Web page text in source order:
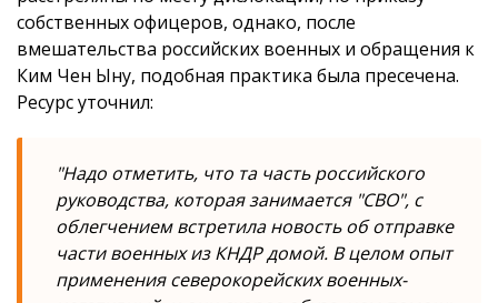
собственных офицеров, однако, после
вмешательства российских военных и обращения к
Ким Чен Ыну, подобная практика была пресечена.
Ресурс уточнил:
"Надо отметить, что та часть российского
руководства, которая занимается "СВО", с
облегчением встретила новость об отправке
части военных из КНДР домой. В целом опыт
применения северокорейских военных-